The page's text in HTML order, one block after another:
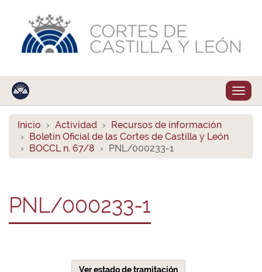
Inicio Actividad
Recursos de información
Boletín Oficial de las Cortes de Castilla y León
BOCCL n. 67/8
PNL/000233-1
PNL/000233-1
Ver estado de tramitación